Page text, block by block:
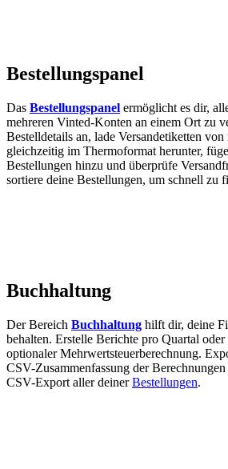
Bestellungspanel
Das Bestellungspanel ermöglicht es dir,
mehreren Vinted-Konten an einem Ort zu
Bestelldetails an, lade Versandetiketten
gleichzeitig im Thermoformat herunter,
Bestellungen hinzu und überprüfe
sortiere deine Bestellungen, um schnell zu
Buchhaltung
Der Bereich Buchhaltung hilft dir, deine
behalten. Erstelle Berichte pro Quartal
optionaler Mehrwertsteuerberechnung.
CSV-Zusammenfassung der
CSV-Export aller deinerBestellungen.